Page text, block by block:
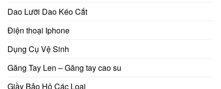
Dao Lưỡi Dao Kéo Cắt
Điện thoại Iphone
Dụng Cụ Vệ Sinh
Găng Tay Len – Găng tay cao su
Giầy Bảo Hộ Các Loại